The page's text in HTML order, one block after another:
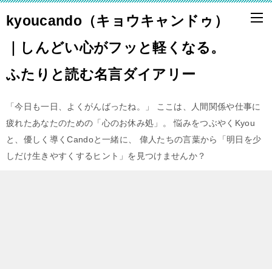
kyoucando（キョウキャンドゥ）
｜しんどい心がフッと軽くなる。
ふたりと読む名言ダイアリー
「今日も一日、よくがんばったね。」 ここは、人間関係や仕事に
疲れたあなたのための「心のお休み処」。 悩みをつぶやくKyou
と、優しく導くCandoと一緒に、 偉人たちの言葉から「明日を少
しだけ生きやすくするヒント」を見つけませんか？